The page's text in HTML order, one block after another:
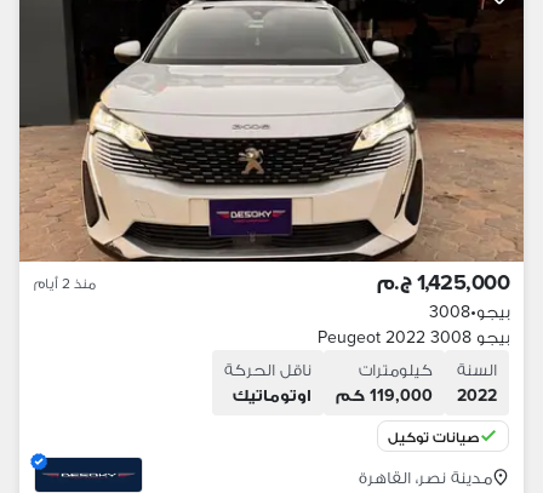
1,425,000 ج.م منذ 2 أيام
بيجو•
3008
بيجو 3008 2022 Peugeot
السنة
2022
كيلومترات
119,000 كم
ناقل الحركة
اوتوماتيك
صيانات توكيل
مدينة نصر، القاهرة